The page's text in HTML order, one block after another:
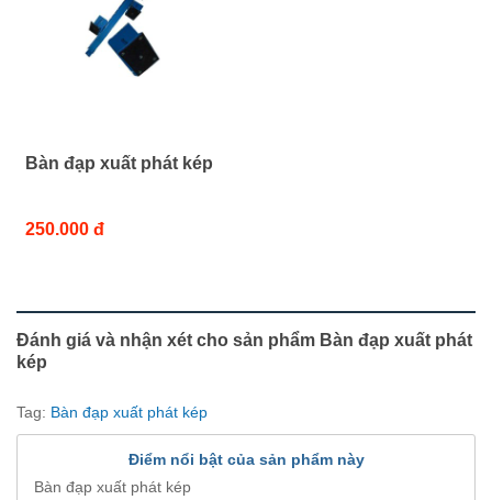
Bàn đạp xuất phát kép
250.000 đ
Đánh giá và nhận xét cho sản phẩm Bàn đạp xuất phát
kép
Tag: Bàn đạp xuất phát kép
Điểm nổi bật của sản phẩm này
Bàn đạp xuất phát kép